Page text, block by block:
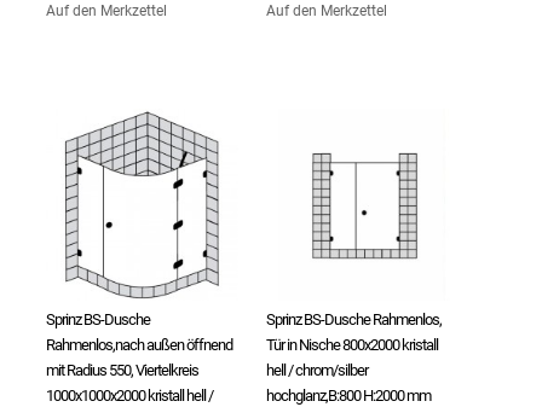
Auf den Merkzettel Auf den Merkzettel
Sprinz BS-Dusche
Rahmenlos,nach außen öffnend
mit Radius 550, Viertelkreis
1000x1000x2000 kristall hell /
Sprinz BS-Dusche Rahmenlos,
Tür in Nische 800x2000 kristall
hell / chrom/silber
hochglanz,B:800 H:2000 mm